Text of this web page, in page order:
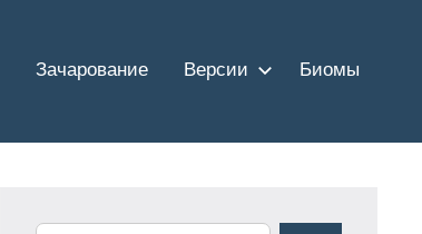
Зачарование Версии Биомы